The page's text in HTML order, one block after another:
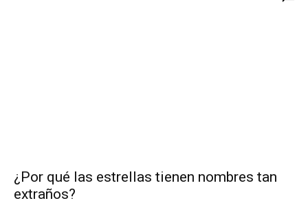
¿Por qué las estrellas tienen nombres tan
extraños?